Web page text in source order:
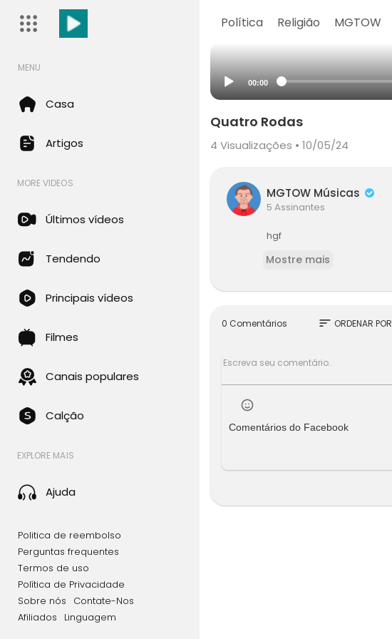
Política Religião MGTOW
MENU
Casa
Artigos
MORE VIDEOS
Últimos vídeos
Tendendo
Principais vídeos
Filmes
Canais populares
Calção
EXPLORE MAIS
Ajuda
Politica de reembolso
Perguntas frequentes
Termos de uso
Política de Privacidade
Sobre nós
Contate-Nos
Afiliados
Linguagem
00:00
Quatro Rodas
4 Visualizações • 10/05/24
MGTOW Músicas
5 Assinantes
hgf
Mostre mais
0 Comentários sort ORDENAR POR
Comentários do Facebook